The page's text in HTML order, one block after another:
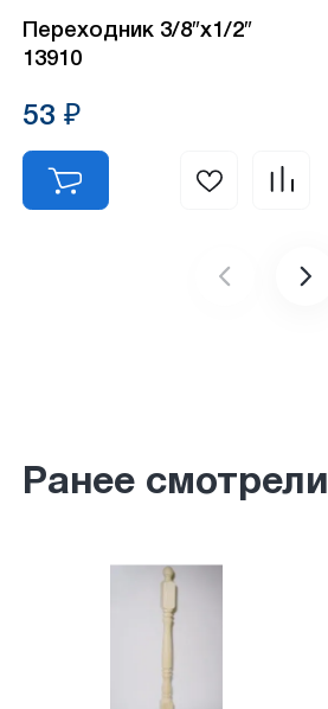
Переходник 3/8″х1/2″
13910
53 ₽
Ранее смотрели